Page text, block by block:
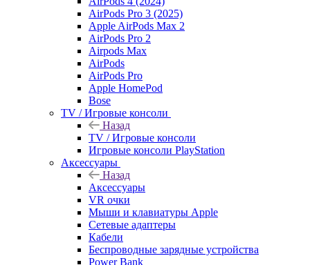
AirPods Pro 3 (2025)
Apple AirPods Max 2
AirPods Pro 2
Airpods Max
AirPods
AirPods Pro
Apple HomePod
Bose
TV / Игровые консоли
Назад
TV / Игровые консоли
Игровые консоли PlayStation
Аксессуары
Назад
Аксессуары
VR очки
Мыши и клавиатуры Apple
Сетевые адаптеры
Кабели
Беспроводные зарядные устройства
Power Bank